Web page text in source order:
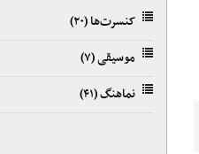
کنسرت‌ها(۲۰)
موسیقی(۷)
نماهنگ(۴۱)